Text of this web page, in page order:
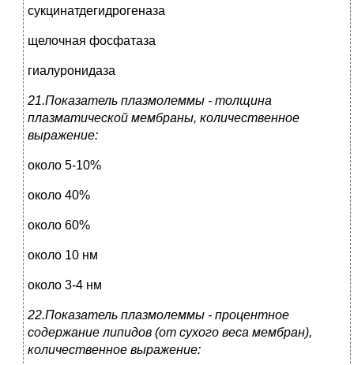
сукцинатдегидрогеназа
щелочная фосфатаза
гиалуронидаза
21.Показатель плазмолеммы - толщина
плазматической мембраны, количественное
выражение:
около 5-10%
около 40%
около 60%
около 10 нм
около 3-4 нм
22.Показатель плазмолеммы - процентное
содержание липидов (от сухого веса мембран),
количественное выражение: